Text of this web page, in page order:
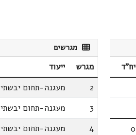
יח"ד
0
מגרשים
מגרש ייעוד
2
מעגנה-תחום יבשתי
3
מעגנה-תחום יבשתי
4
מעגנה-תחום יבשתי